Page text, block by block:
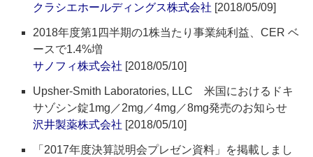
クラシエホールディングス株式会社 [2018/05/09]
2018年度第1四半期の1株当たり事業純利益、CER ベ
ースで1.4%増
サノフィ株式会社 [2018/05/10]
Upsher-Smith Laboratories, LLC 米国におけるドキ
サゾシン錠1mg／2mg／4mg／8mg発売のお知らせ
沢井製薬株式会社 [2018/05/10]
「2017年度決算説明会プレゼン資料」を掲載しまし